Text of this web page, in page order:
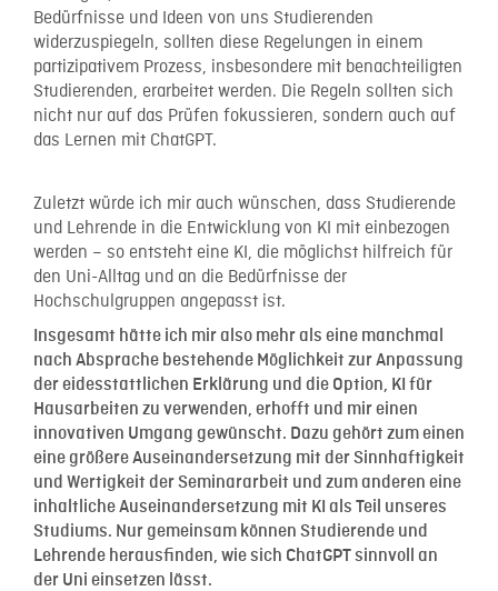
Bedürfnisse und Ideen von uns Studierenden
widerzuspiegeln, sollten diese Regelungen in einem
partizipativem Prozess, insbesondere mit benachteiligten
Studierenden, erarbeitet werden. Die Regeln sollten sich
nicht nur auf das Prüfen fokussieren, sondern auch auf
das Lernen mit ChatGPT.
Zuletzt würde ich mir auch wünschen, dass Studierende
und Lehrende in die Entwicklung von KI mit einbezogen
werden – so entsteht eine KI, die möglichst hilfreich für
den Uni-Alltag und an die Bedürfnisse der
Hochschulgruppen angepasst ist.
Insgesamt hätte ich mir also mehr als eine manchmal
nach Absprache bestehende Möglichkeit zur Anpassung
der eidesstattlichen Erklärung und die Option, KI für
Hausarbeiten zu verwenden, erhofft und mir einen
innovativen Umgang gewünscht. Dazu gehört zum einen
eine größere Auseinandersetzung mit der Sinnhaftigkeit
und Wertigkeit der Seminararbeit und zum anderen eine
inhaltliche Auseinandersetzung mit KI als Teil unseres
Studiums. Nur gemeinsam können Studierende und
Lehrende herausfinden, wie sich ChatGPT sinnvoll an
der Uni einsetzen lässt.